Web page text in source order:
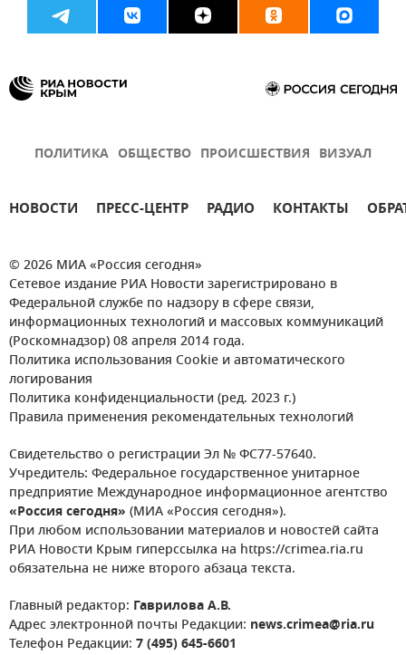
ПОЛИТИКА ОБЩЕСТВО ПРОИСШЕСТВИЯ ВИЗУАЛ
НОВОСТИ ПРЕСС-ЦЕНТР РАДИО КОНТАКТЫ
© 2026 МИА «Россия сегодня»
Сетевое издание РИА Новости зарегистрировано в
Федеральной службе по надзору в сфере связи,
информационных технологий и массовых коммуникаций
(Роскомнадзор) 08 апреля 2014 года.
Политика использования Cookie и автоматического
логирования
Политика конфиденциальности (ред. 2023 г.)
Правила применения рекомендательных технологий
Свидетельство о регистрации Эл № ФС77-57640.
Учредитель: Федеральное государственное унитарное
предприятие Международное информационное агентство
«Россия сегодня» (МИА «Россия сегодня»).
При любом использовании материалов и новостей сайта
РИА Новости Крым гиперссылка на https://crimea.ria.ru
обязательна не ниже второго абзаца текста.
Главный редактор: Гаврилова А.В.
Адрес электронной почты Редакции: news.crimea@ria.ru
Телефон Редакции: 7 (495) 645-6601